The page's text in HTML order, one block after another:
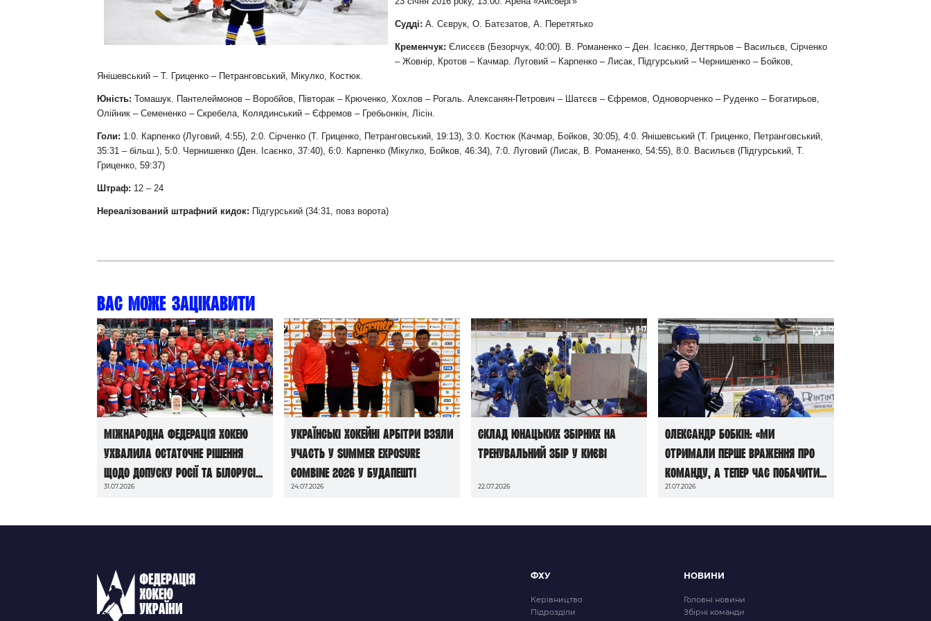
Судді: А. Сєврук, О. Батєзатов, А. Перетятько
Кременчук: Єлисєєв (Безорчук, 40:00). В. Романенко – Ден. Ісаєнко, Дегтярьов – Васильєв, Сірченко
– Жовнір, Кротов – Качмар. Луговий – Карпенко – Лисак, Підгурський – Чернишенко – Бойков,
Янішевський – Т. Гриценко – Петранговський, Мікулко, Костюк.
Юність: Томашук. Пантелеймонов – Воробйов, Півторак – Крюченко, Хохлов – Рогаль. Алексанян-Петрович – Шатєєв – Єфремов, Одноворченко – Руденко – Богатирьов,
Олійник – Семененко – Скребела, Колядинський – Єфремов – Гребьонкін, Лісін.
Голи: 1:0. Карпенко (Луговий, 4:55), 2:0. Сірченко (Т. Гриценко, Петранговський, 19:13), 3:0. Костюк (Качмар, Бойков, 30:05), 4:0. Янішевський (Т. Гриценко, Петранговський,
35:31 – більш.), 5:0. Чернишенко (Ден. Ісаєнко, 37:40), 6:0. Карпенко (Мікулко, Бойков, 46:34), 7:0. Луговий (Лисак, В. Романенко, 54:55), 8:0. Васильєв (Підгурський, Т.
Гриценко, 59:37)
Штраф: 12 –24
Нереалізований штрафний кидок: Підгурський (34:31, повз ворота)
Вас може зацікавити
Міжнародна федерація хокею
ухвалила остаточне рішення
щодо допуску росії та білорусі
до чемпіонатів світу сезону
31.07.2026
Українські хокейні арбітри взяли
участь у Summer Exposure
Combine 2026 у Будапешті
24.07.2026
Склад юнацьких збірних на
тренувальний збір у Києві
22.07.2026
Олександр Бобкін: «Ми
отримали перше враження про
команду, а тепер час побачити
її в грі»
21.07.2026
ФХУ
Керівництво
Підрозділи
НОВИНИ
Головні новини
Збірні команди